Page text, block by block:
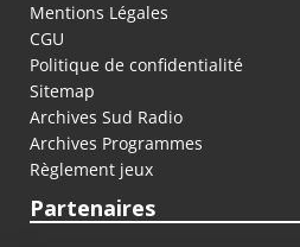
Mentions Légales
CGU
Politique de confidentialité
Sitemap
Archives Sud Radio
Archives Programmes
Règlement jeux
Partenaires